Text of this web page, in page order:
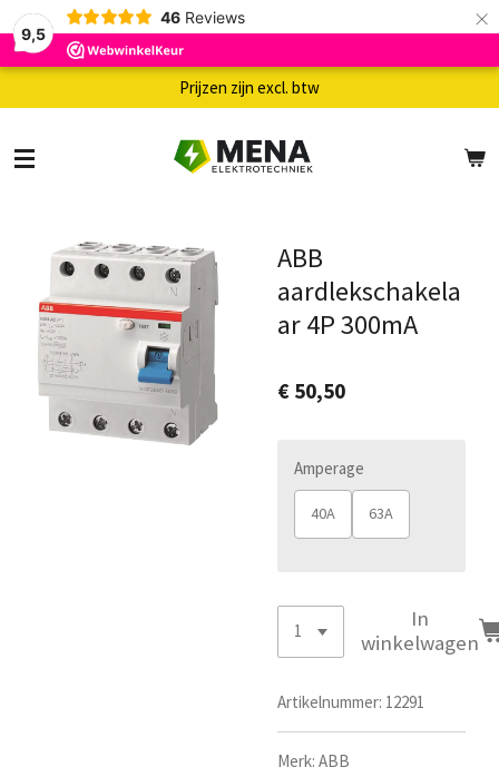
9,5
46 Reviews ×
Prijzen zijn excl. btw
ABB
aardlekschakela
ar 4P 300mA
€ 50,50
Amperage
40A 63A
In
winkelwagen
Artikelnummer: 12291
Merk: ABB